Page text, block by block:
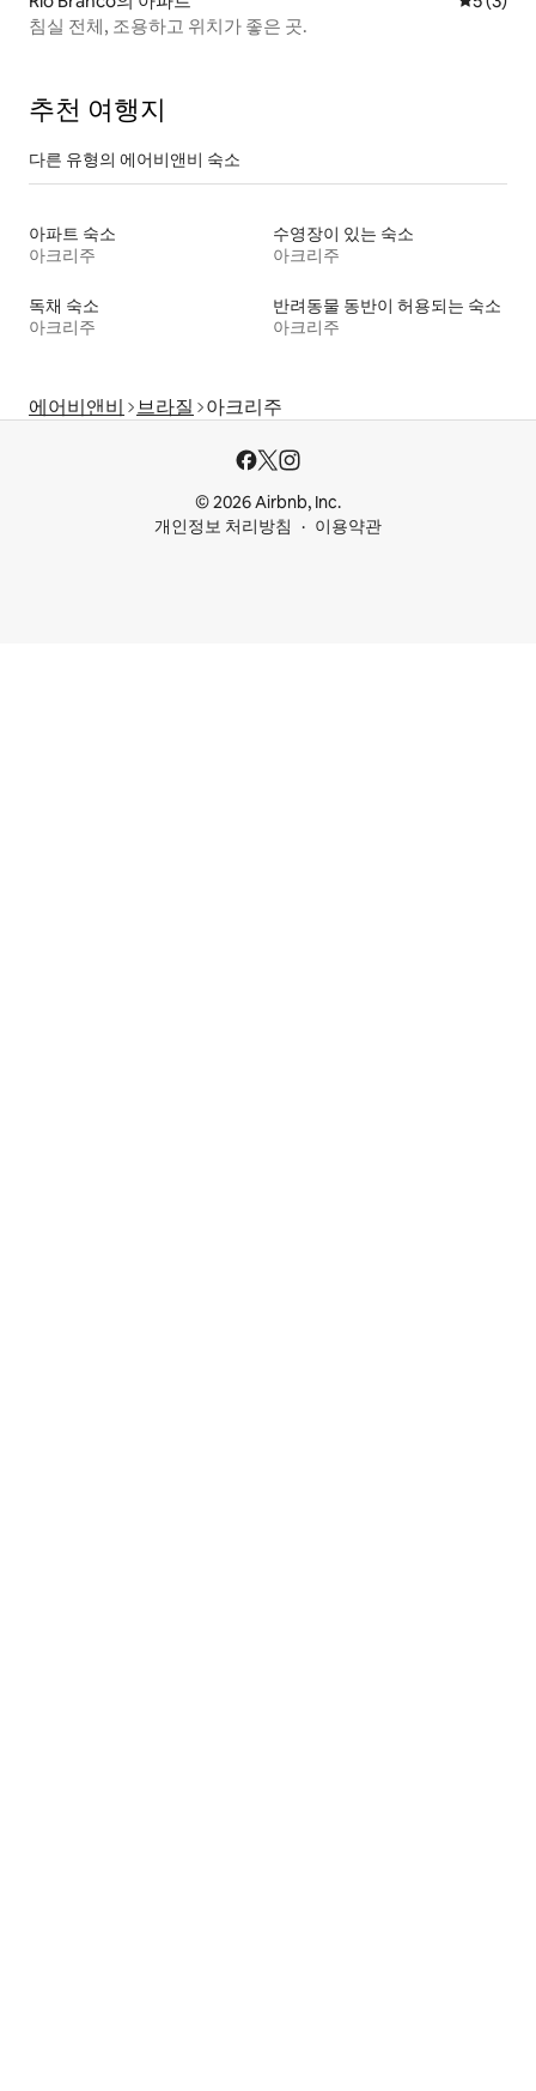
침실 전체, 조용하고 위치가 좋은 곳.
추천 여행지
다른 유형의 에어비앤비 숙소
아파트 숙소
아크리주
수영장이 있는 숙소
아크리주
독채 숙소
아크리주
반려동물 동반이 허용되는 숙소
아크리주
에어비앤비 브라질 아크리주
© 2026 Airbnb, Inc.
개인정보 처리방침
이용약관